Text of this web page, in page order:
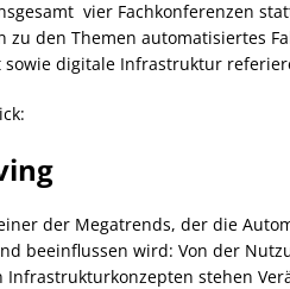
vier Fachkonferenzen
zu den Themen automatisiertes
sowie digitale Infrastruktur
der Megatrends, der die
beeinflussen wird: Von der
Infrastrukturkonzepten stehen